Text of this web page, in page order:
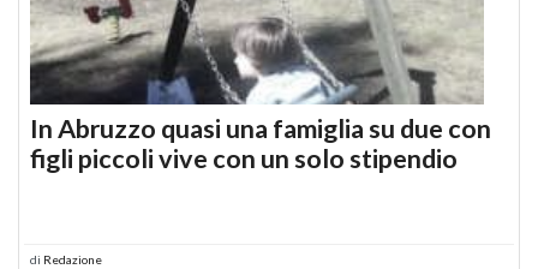
In Abruzzo quasi una famiglia su due con
figli piccoli vive con un solo stipendio
di Redazione